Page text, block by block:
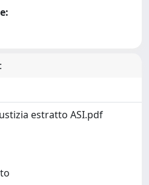
estratto ASI.pdf